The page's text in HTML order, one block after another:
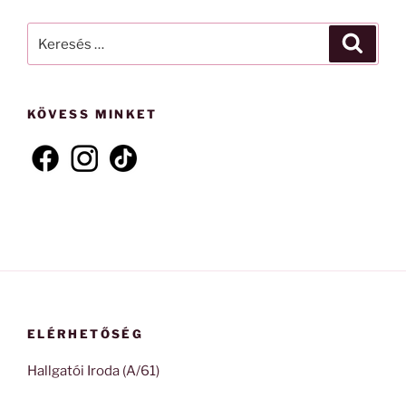
KÖVESS MINKET
ELÉRHETŐSÉG
Hallgatói Iroda (A/61)